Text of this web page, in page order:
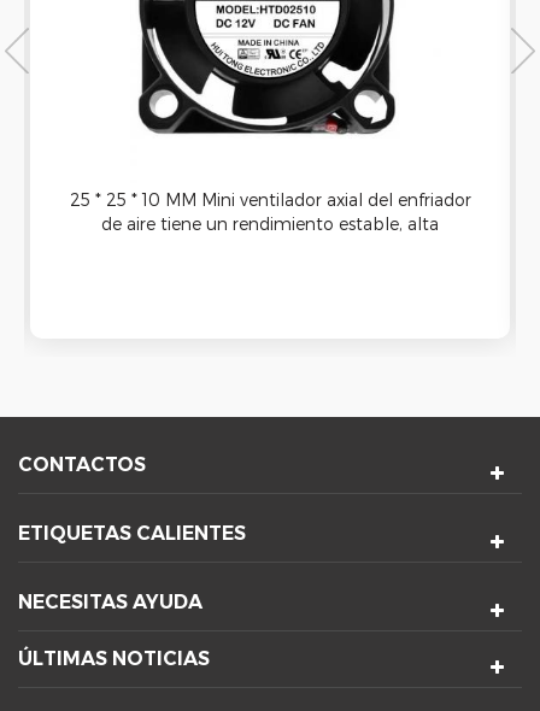
25 * 25 * 10 MM Mini ventilador axial del enfriador
de aire tiene un rendimiento estable, alta
CONTACTOS
ETIQUETAS CALIENTES
NECESITAS AYUDA
ÚLTIMAS NOTICIAS